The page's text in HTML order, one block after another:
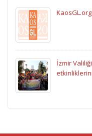
İzmir